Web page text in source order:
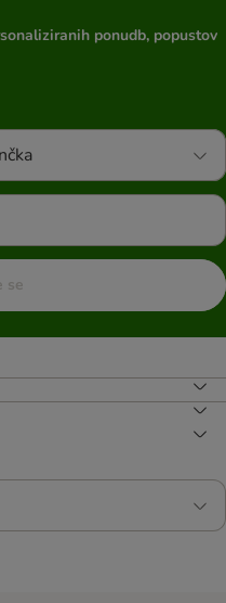
ponudb, popustov
se